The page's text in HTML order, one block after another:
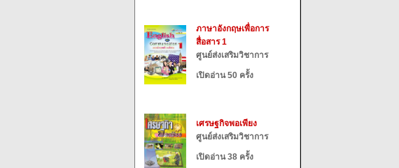
ภาษาอังกฤษเพื่อการ
สื่อสาร 1
ศูนย์ส่งเสริมวิชาการ
เปิดอ่าน 50 ครั้ง
เศรษฐกิจพอเพียง
ศูนย์ส่งเสริมวิชาการ
เปิดอ่าน 38 ครั้ง